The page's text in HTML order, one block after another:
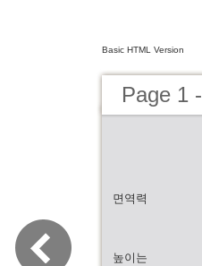
Basic HTML Version
Page 1 -
면역력
높이는